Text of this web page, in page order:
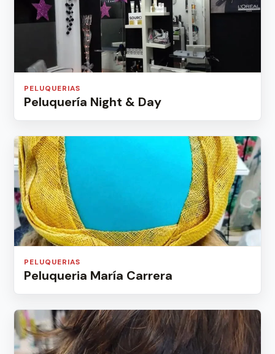
PELUQUERIAS
Peluquería Night & Day
PELUQUERIAS
Peluqueria María Carrera